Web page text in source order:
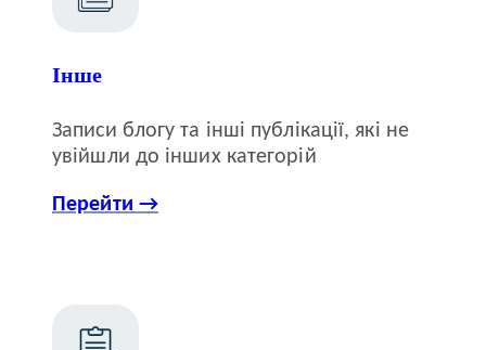
Інше
Записи блогу та інші публікації, які не
увійшли до інших категорій
Перейти →